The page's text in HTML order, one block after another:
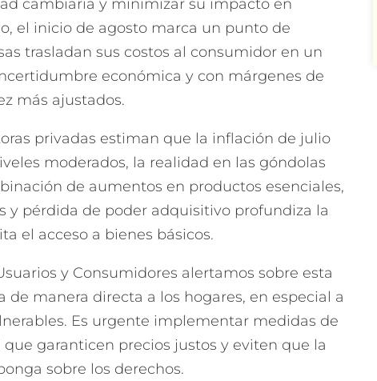
cambiaria y minimizar su impacto en
el inicio de agosto marca un punto de
trasladan sus costos al consumidor en un
económica y con márgenes de
más ajustados.
privadas estiman que la inflación de julio
moderados, la realidad en las góndolas
de aumentos en productos esenciales,
y pérdida de poder adquisitivo profundiza la
el acceso a bienes básicos.
y Consumidores alertamos sobre esta
de manera directa a los hogares, en especial a
Es urgente implementar medidas de
garanticen precios justos y eviten que la
sobre los derechos.